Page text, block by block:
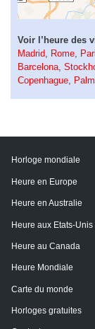
Voir l’heure des
Madrid
Rome
Barcelona
Copenhague
Horloge mondiale
Heure en Europe
Heure en Australie
Heure aux Etats-Unis
Heure au Canada
Heure Mondiale
Carte du monde
Horloges gratuites